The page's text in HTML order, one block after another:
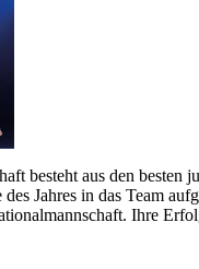
besteht aus den besten
Jahres in das Team
Ihre